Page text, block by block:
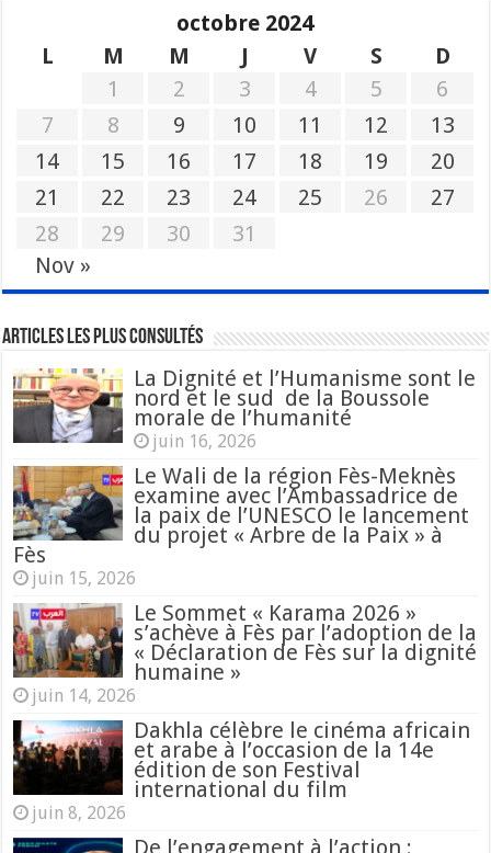
octobre 2024
L
M M J V S
D
1
2 3 4 5
6
7
8 9 10 11 12
13
14
15 16 17 18 19
20
21
22 23 24 25 26
27
28
29 30
31
Nov »
Articles les plus consultés
La Dignité et l’Humanisme sont le
nord et le sud de la Boussole
morale de l’humanité
juin 16, 2026
Le Wali de la région Fès-Meknès
examine avec l’Ambassadrice de
la paix de l’UNESCO le lancement
du projet « Arbre de la Paix » à
Fès
juin 15, 2026
Le Sommet « Karama 2026 »
s’achève à Fès par l’adoption de la
« Déclaration de Fès sur la dignité
humaine »
juin 14, 2026
Dakhla célèbre le cinéma africain
et arabe à l’occasion de la 14e
édition de son Festival
international du film
juin 8, 2026
De l’engagement à l’action :